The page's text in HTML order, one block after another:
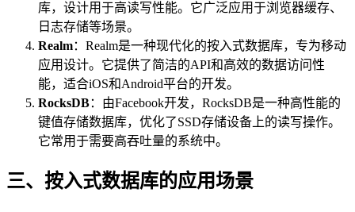
库，设计用于高读写性能。它广泛应用于浏览器缓存、
日志存储等场景。
Realm：Realm是一种现代化的按入式数据库，专为移动
应用设计。它提供了简洁的API和高效的数据访问性
能，适合iOS和Android平台的开发。
RocksDB：由Facebook开发，RocksDB是一种高性能的
键值存储数据库，优化了SSD存储设备上的读写操作。
它常用于需要高吞吐量的系统中。
三、按入式数据库的应用场景